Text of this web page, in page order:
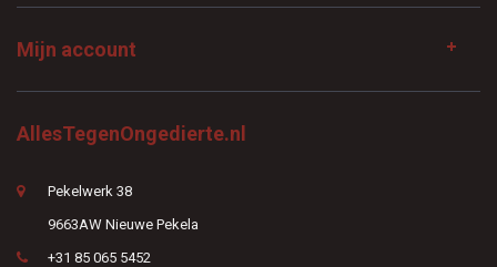
Mijn account
AllesTegenOngedierte.nl
Pekelwerk 38
9663AW Nieuwe Pekela
+31 85 065 5452